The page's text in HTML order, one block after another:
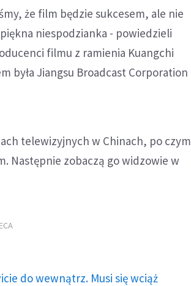
że film będzie sukcesem, ale nie
niespodzianka - powiedzieli
filmu z ramienia Kuangchi
była Jiangsu Broadcast Corporation
telewizyjnych w Chinach, po czym
Następnie zobaczą go widzowie w
do wewnątrz. Musi się wciąż